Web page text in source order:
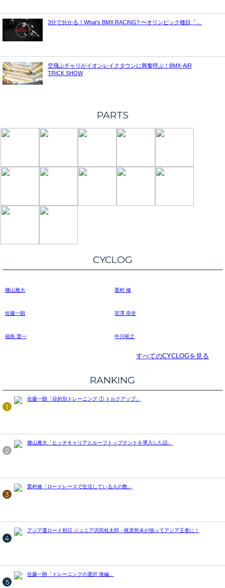
3分で分かる！What’s BMX RACING? 〜オリンピック種目「…
空飛ぶチャリがイオンレイクタウンに興奮呼ぶ！BMX-AIR
TRICK SHOW
PARTS
CYCLOG
腰山雅大 栗村 修
佐藤一朗 宮澤 崇史
福島 晋一 中川裕之
すべてのCYCLOGを見る
RANKING
1
佐藤一朗「目的別トレーニング ① トルクアップ」
2
腰山雅大「ヒッチキャリアとルーフトップテントを導入した話」
3
栗村修「ロードレースで生活している人の数」
4
アジア選ロード初日 ジュニア沢田桂太郎・梶原悠未が揃ってアジア王者に！
5
佐藤一朗「トレーニングの選択 後編」